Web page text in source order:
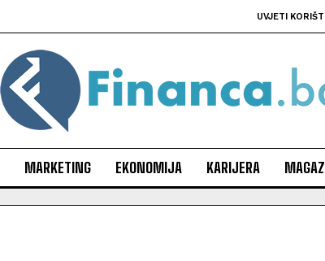
UVJETI
MARKETING EKONOMIJA KARIJERA